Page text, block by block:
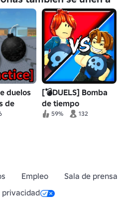
duelos
de
[💣DUELS] Bomba
de tiempo
59% 132
Empleo Sala de prensa
privacidad